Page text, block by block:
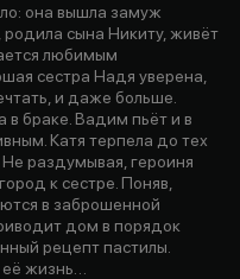
она вышла замуж
сына Никиту, живёт
любимым
сестра Надя уверена,
и даже больше.
в браке. Вадим пьёт и в
Катя терпела до тех
Не раздумывая, героиня
к сестре. Поняв,
в заброшенной
дом в порядок
рецепт пастилы.
жизнь…